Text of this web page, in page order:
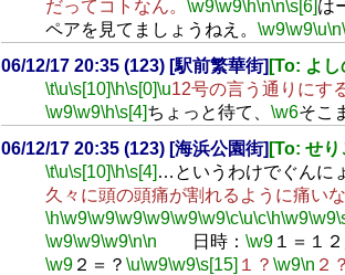
だってコトなん。 \w9\w9\h\n\n\s[6]は
ペアを見てましょうねえ。 \w9\w9\u\n
06/12/17 20:35 (123) [駅前繁華街] [To: よし
\t\u\s[10]\h\s[0]\u12号の言う通りにす
\w9\w9\h\s[4]ちょっと待て、 \w6そこ
06/12/17 20:35 (123) [海浜公園街] [To: せり
\t\u\s[10]\h\s[4] …というわけでぐんに
久々に頭の頭痛が割れるように痛いな
\h\w9\w9\w9\w9\w9\w9\c\u\c\h\w9\w9
\w9\w9\w9\n\n 日時： \w9１＝１
\w9２＝？ \u\w9\w9\s[15] １？ \w9\n ２？